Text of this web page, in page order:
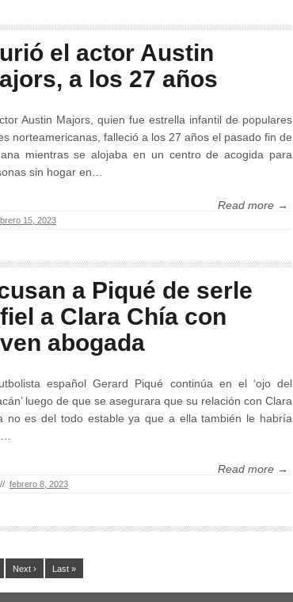
el actor Austin
a los 27 años
Austin Majors, quien fue estrella infantil de populares
norteamericanas, falleció a los 27 años el pasado fin de
mientras se alojaba en un centro de acogida para
sin hogar en…
Read more →
15, 2023
a Piqué de serle
a Clara Chía con
abogada
español Gerard Piqué continúa en el ‘ojo del
luego de que se asegurara que su relación con Clara
no es del todo estable ya que a ella también le habría
Read more →
// febrero 8, 2023
Next › Last »